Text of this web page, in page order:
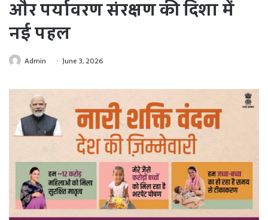
और पर्यावरण संरक्षण की दिशा में
नई पहल
Admin June 3, 2026